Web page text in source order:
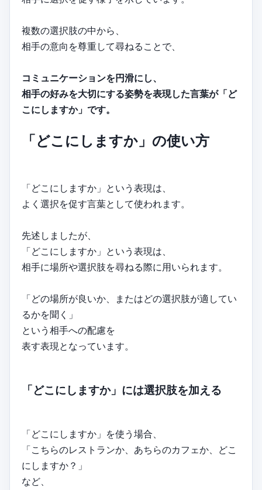
複数の選択肢の中から、
相手の意向を尊重して尋ねることで、
コミュニケーションを円滑にし、
相手の好みを大切にする姿勢を表現した言葉が「ど
こにしますか」です。
「どこにしますか」の使い方
「どこにしますか」という表現は、
よく選択を促す言葉として使われます。
先述しましたが、
「どこにしますか」という表現は、
相手に場所や選択肢を尋ねる際に用いられます。
「どの場所が良いか、またはどの選択肢が適してい
るかを聞く」
という相手への配慮を
表す表現となっています。
「どこにしますか」には選択肢を加える
「どこにしますか」を使う場合、
「こちらのレストランか、あちらのカフェか、どこ
にしますか？」
など、